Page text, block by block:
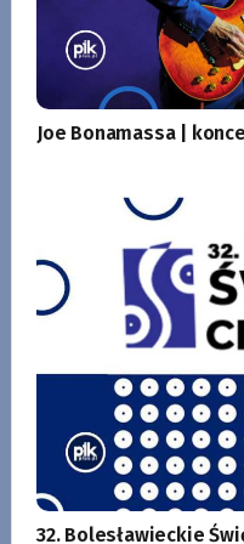
Joe Bonamassa |
32. Bolesławieckie